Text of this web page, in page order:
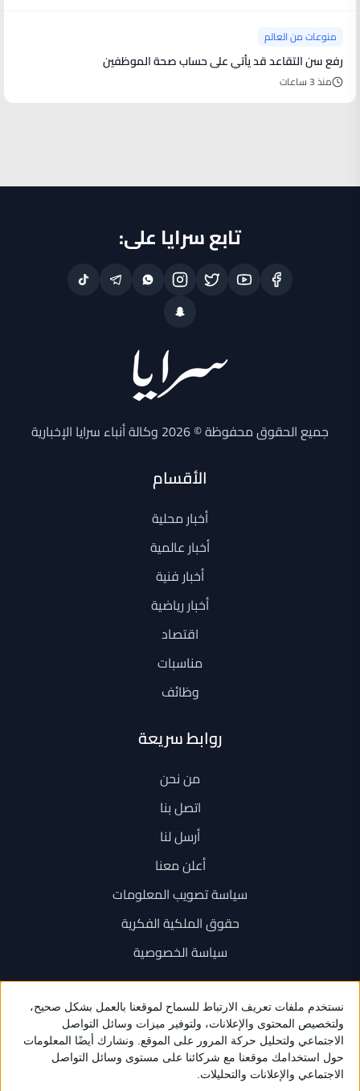
منوعات من العالم
رفع سن التقاعد قد يأتي على حساب صحة الموظفين
منذ 3 ساعات
تابع سرايا على:
جميع الحقوق محفوظة © 2026 وكالة أنباء سرايا الإخبارية
الأقسام
أخبار محلية
أخبار عالمية
أخبار فنية
أخبار رياضية
اقتصاد
مناسبات
وظائف
روابط سريعة
من نحن
اتصل بنا
أرسل لنا
أعلن معنا
سياسة تصويب المعلومات
حقوق الملكية الفكرية
سياسة الخصوصية
اتصل بنا
+962 6 534 1777
+962 79 202 7000